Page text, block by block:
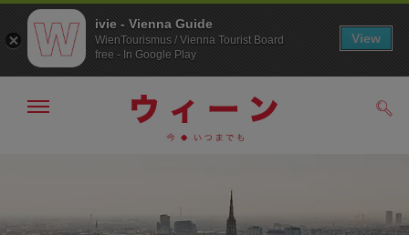
メ
非
ivie - Vienna Guide
WienTourismus / Vienna Tourist Board
free - In Google Play
View